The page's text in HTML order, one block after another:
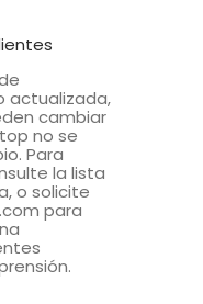
actualizada,
cambiar
no se
Para
la lista
o solicite
para